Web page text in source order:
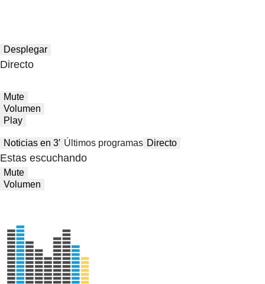
Desplegar
Directo
Mute
Volumen
Play
Noticias en 3′ Últimos programas Directo
Estas escuchando
Mute
Volumen